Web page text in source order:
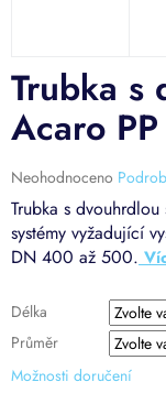
Délka
Průměr
Možnosti doručení
Trubka s
systémy vyžadující
DN 400 až 500.
Trubka s
Acaro
Průměrné
hodnocení
produktu
je
0,0
5
hvězdiček.
Neohodnoceno